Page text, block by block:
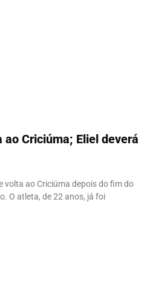
Criciúma; Eliel deverá
volta ao Criciúma depois do fim do
O atleta, de 22 anos, já foi